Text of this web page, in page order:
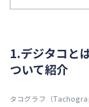
1.デジタコと
ついて紹介
タコグラフ（